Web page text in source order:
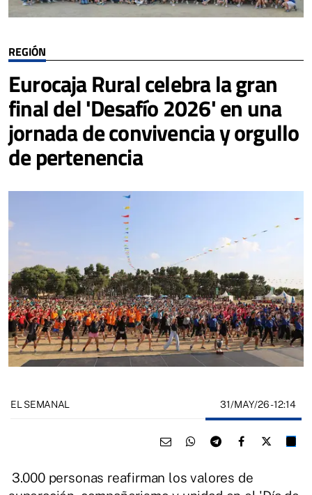
REGIÓN
Eurocaja Rural celebra la gran
final del 'Desafío 2026' en una
jornada de convivencia y orgullo
de pertenencia
EL SEMANAL 31/MAY/26- 12:14
3.000 personas reafirman los valores de